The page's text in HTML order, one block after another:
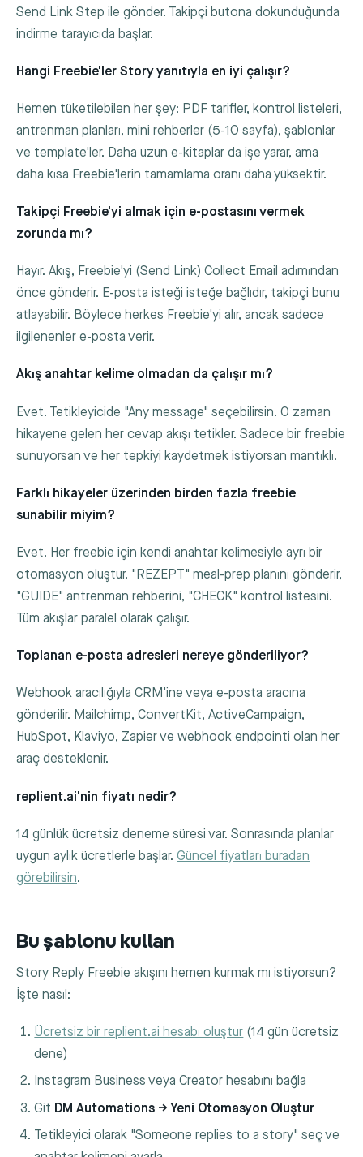
Send Link Step ile gönder. Takipçi butona dokunduğunda
indirme tarayıcıda başlar.
Hangi Freebie'ler Story yanıtıyla en iyi çalışır?
Hemen tüketilebilen her şey: PDF tarifler, kontrol listeleri,
antrenman planları, mini rehberler (5-10 sayfa), şablonlar
ve template'ler. Daha uzun e-kitaplar da işe yarar, ama
daha kısa Freebie'lerin tamamlama oranı daha yüksektir.
Takipçi Freebie'yi almak için e-postasını vermek
zorunda mı?
Hayır. Akış, Freebie'yi (Send Link) Collect Email adımından
önce gönderir. E-posta isteği isteğe bağlıdır, takipçi bunu
atlayabilir. Böylece herkes Freebie'yi alır, ancak sadece
ilgilenenler e-posta verir.
Akış anahtar kelime olmadan da çalışır mı?
Evet. Tetikleyicide "Any message" seçebilirsin. O zaman
hikayene gelen her cevap akışı tetikler. Sadece bir freebie
sunuyorsan ve her tepkiyi kaydetmek istiyorsan mantıklı.
Farklı hikayeler üzerinden birden fazla freebie
sunabilir miyim?
Evet. Her freebie için kendi anahtar kelimesiyle ayrı bir
otomasyon oluştur. "REZEPT" meal-prep planını gönderir,
"GUIDE" antrenman rehberini, "CHECK" kontrol listesini.
Tüm akışlar paralel olarak çalışır.
Toplanan e-posta adresleri nereye gönderiliyor?
Webhook aracılığıyla CRM'ine veya e-posta aracına
gönderilir. Mailchimp, ConvertKit, ActiveCampaign,
HubSpot, Klaviyo, Zapier ve webhook endpointi olan her
araç desteklenir.
replient.ai'nin fiyatı nedir?
14 günlük ücretsiz deneme süresi var. Sonrasında planlar
uygun aylık ücretlerle başlar. Güncel fiyatları buradan
görebilirsin.
Bu şablonu kullan
Story Reply Freebie akışını hemen kurmak mı istiyorsun?
İşte nasıl:
Ücretsiz bir replient.ai hesabı oluştur (14 gün ücretsiz
dene)
Instagram Business veya Creator hesabını bağla
Git DM Automations → Yeni Otomasyon Oluştur
Tetikleyici olarak "Someone replies to a story" seç ve